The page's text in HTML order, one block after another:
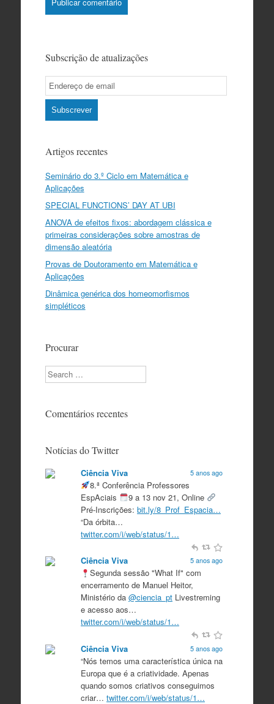
Subscrição de atualizações
Email
Subscription
Subscrever
Artigos recentes
Seminário do 3.º Ciclo em Matemática e
Aplicações
SPECIAL FUNCTIONS’ DAY AT UBI
ANOVA de efeitos fixos: abordagem clássica e
primeiras considerações sobre amostras de
dimensão aleatória
Provas de Doutoramento em Matemática e
Aplicações
Dinâmica genérica dos homeomorfismos
simpléticos
Procurar
Search
Comentários recentes
Notícias do Twitter
Ciência Viva 5 anos ago
8.ª Conferência Professores
EspAciais
9 a 13 nov 21, Online
Pré-Inscrições: bit.ly/8_Prof_Espacia…
“Da órbita…
twitter.com/i/web/status/1…
Ciência Viva 5 anos ago
Segunda sessão "What If" com
encerramento de Manuel Heitor,
Ministério da @ciencia_ptLivestreming
e acesso aos…
twitter.com/i/web/status/1…
Ciência Viva 5 anos ago
“Nós temos uma característica única na
Europa que é a criatividade. Apenas
quando somos criativos conseguimos
criar… twitter.com/i/web/status/1…